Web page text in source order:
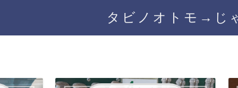
タビノオトモ→じ